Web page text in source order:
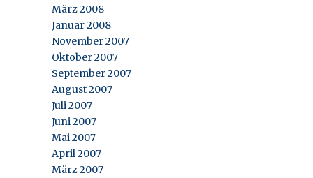
März 2008
Januar 2008
November 2007
Oktober 2007
September 2007
August 2007
Juli 2007
Juni 2007
Mai 2007
April 2007
März 2007